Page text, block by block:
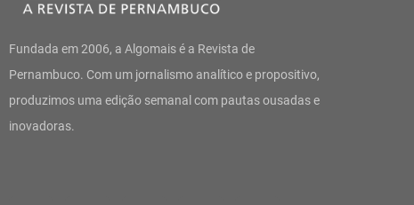
Fundada em 2006, a Algomais é a Revista de
Pernambuco. Com um jornalismo analítico e propositivo,
produzimos uma edição semanal com pautas ousadas e
inovadoras.